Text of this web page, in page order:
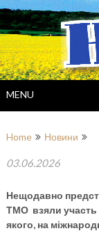
Skip
to
content
MENU
Home Новини
03.06.2026
Нещодавно
ТМО взяли участь
якого, на